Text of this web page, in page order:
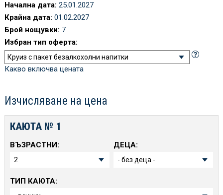
Начална дата: 25.01.2027
Крайна дата: 01.02.2027
Брой нощувки: 7
Избран тип оферта:
Какво включва цената
Изчисляване на цена
КАЮТА № 1
ВЪЗРАСТНИ: ДЕЦА:
ТИП КАЮТА: